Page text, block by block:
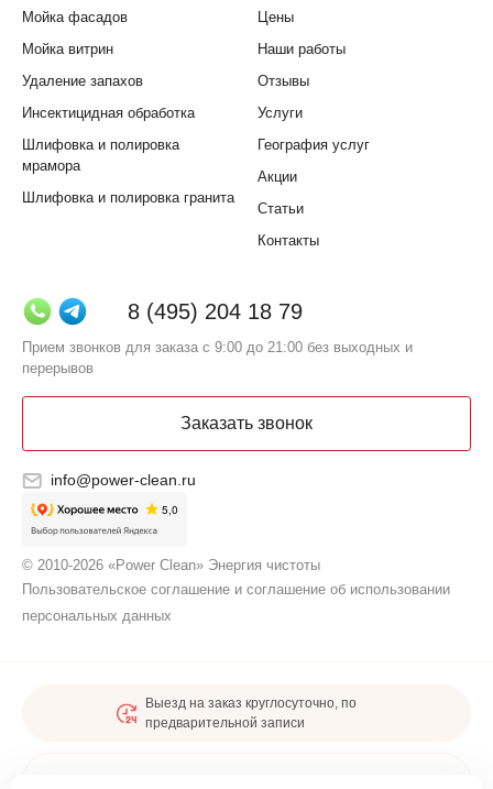
8 (495) 204 18 79
Прием звонков для заказа с 9:00 до 21:00 без выходных и
перерывов
Заказать звонок
info@power-clean.ru
© 2010-2026 «Power Clean» Энергия чистоты
Пользовательское соглашение и соглашение об использовании
персональных данных
Мойка фасадов
Мойка витрин
Удаление запахов
Инсектицидная обработка
Шлифовка и полировка
мрамора
Шлифовка и полировка гранита
Цены
Наши работы
Отзывы
Услуги
География услуг
Акции
Статьи
Контакты
Выезд на заказ круглосуточно, по
предварительной записи